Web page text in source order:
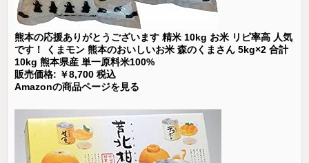
熊本の応援ありがとうございます 精米 10kg お米 リピ率高 人気
です！ くまモン 熊本のおいしいお米 森のくまさん 5kg×2 合計
10kg 熊本県産 単一原料米100%
販売価格: ￥8,700 税込
Amazonの商品ページを見る